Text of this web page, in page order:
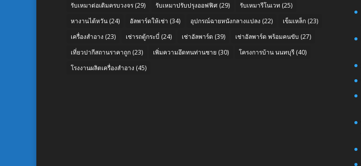
รับเหมาต่อเติมครบวงจร (29) รับเหมาปรับปรุงออฟฟิศ (29) รับเหมารีโนเวท (25)
หางานไต้หวัน (24) อัลพาร์ดให้เช่า (34) อุปกรณ์ฉายหนังกลางแปลง (22) เข็มเหล็ก (23)
เครื่องสำอาง (23) เช่ารถตู้กระบี่ (24) เช่าอัลพาร์ด (39) เช่าอัลพาร์ด พร้อมคนขับ (27)
เที่ยวปากีสถานราคาถูก (23) เพิ่มความอึดทนท่านชาย (30) โครงการบ้าน นนทบุรี (40)
โรงงานผลิตเครื่องสำอาง (45)